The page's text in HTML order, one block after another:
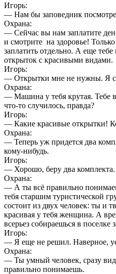
Игорь:
— Нам бы заповедник
Охрана:
— Сейчас вы нам заплатите
и смотрите на здоровье!
заплатить отдельно. А еще
открыток с красивыми видами.
Игорь:
— Открытки мне не нужны. Я
Охрана:
— Машина у тебя крутая. Тебе
что-то случилось, правда?
Игорь:
— Какие красивые открытки!
Охрана:
— Теперь уж придется два
кому-нибудь.
Игорь:
— Хорошо, беру два
Охрана:
— А ты всё правильно
тебя старшим туристической
состоит из двух человек: ты и
красивая у тебя женщина. А
всерьез собираешься в поселке
Игорь:
— Я еще не решил. Наверное,
Охрана:
— Ты умный человек, сразу
правильно понимаешь.